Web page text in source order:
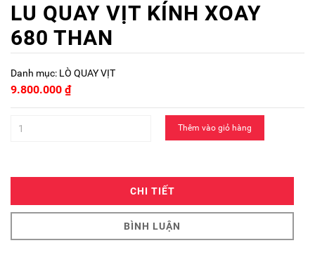
LU QUAY VỊT KÍNH XOAY
680 THAN
Danh mục: LÒ QUAY VỊT
9.800.000 ₫
Thêm vào giỏ hàng
CHI TIẾT
BÌNH LUẬN